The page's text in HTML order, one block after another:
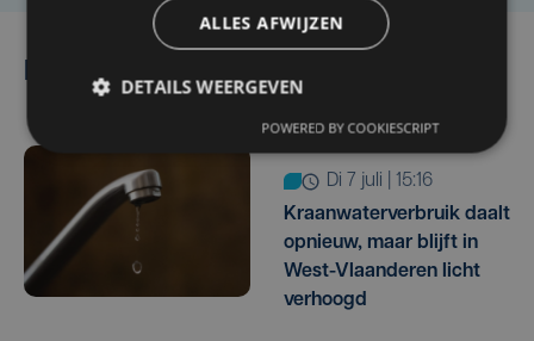
Lees ook
di 7 juli | 15:16
Kraanwaterverbruik daalt
opnieuw, maar blijft in
West-Vlaanderen licht
verhoogd
ALLES AFWIJZEN
DETAILS WEERGEVEN
POWERED BY COOKIESCRIPT